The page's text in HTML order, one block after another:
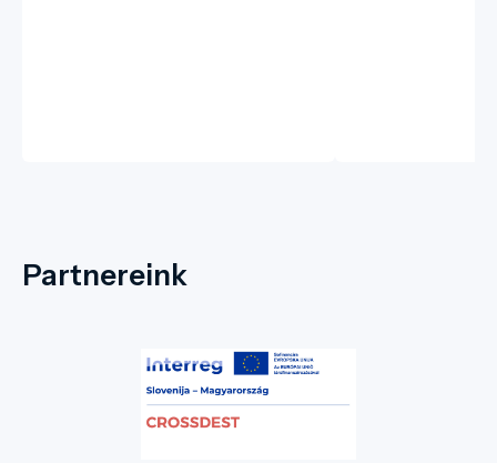
Partnereink